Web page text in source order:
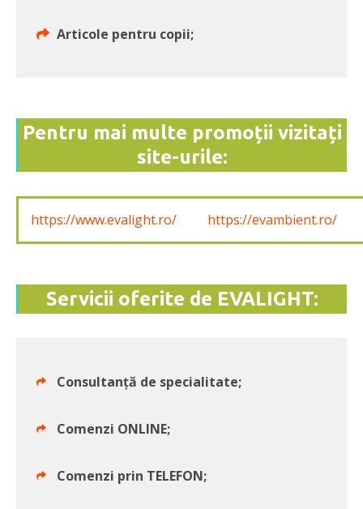
Articole pentru copii;
Pentru mai multe promoții vizitați
site-urile:
https://www.evalight.ro/ https://evambient.ro/
Servicii oferite de EVALIGHT:
Consultanță de specialitate;
Comenzi ONLINE;
Comenzi prin TELEFON;